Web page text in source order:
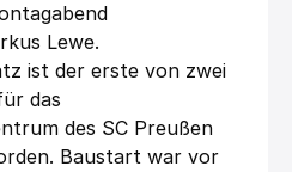
Lewe.
ist der erste von zwei
das
des SC Preußen
Baustart war vor